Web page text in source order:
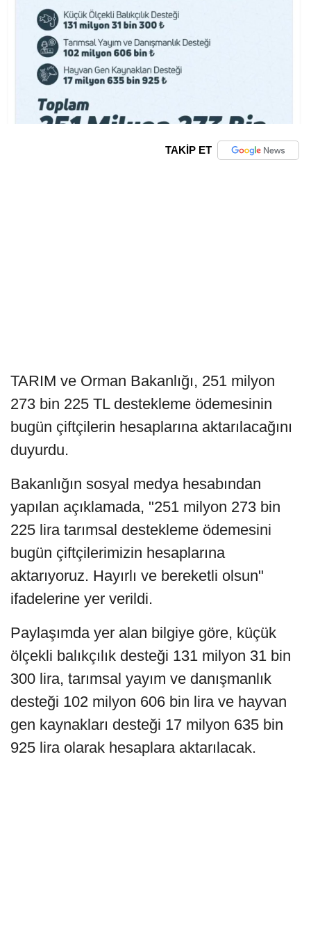
TAKİP ET
TARIM ve Orman Bakanlığı, 251 milyon
273 bin 225 TL destekleme ödemesinin
bugün çiftçilerin hesaplarına aktarılacağını
duyurdu.
Bakanlığın sosyal medya hesabından
yapılan açıklamada, "251 milyon 273 bin
225 lira tarımsal destekleme ödemesini
bugün çiftçilerimizin hesaplarına
aktarıyoruz. Hayırlı ve bereketli olsun"
ifadelerine yer verildi.
Paylaşımda yer alan bilgiye göre, küçük
ölçekli balıkçılık desteği 131 milyon 31 bin
300 lira, tarımsal yayım ve danışmanlık
desteği 102 milyon 606 bin lira ve hayvan
gen kaynakları desteği 17 milyon 635 bin
925 lira olarak hesaplara aktarılacak.